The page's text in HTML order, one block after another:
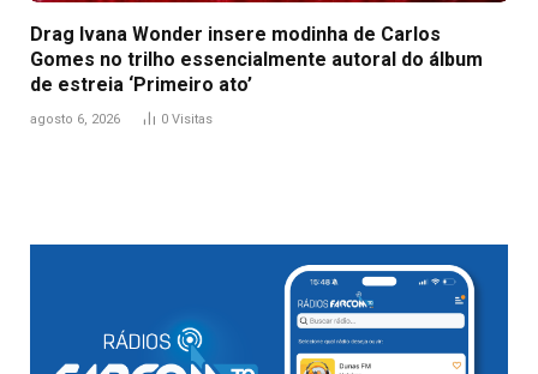
Drag Ivana Wonder insere modinha de Carlos
Gomes no trilho essencialmente autoral do álbum
de estreia ‘Primeiro ato’
agosto 6, 2026 0 Visitas